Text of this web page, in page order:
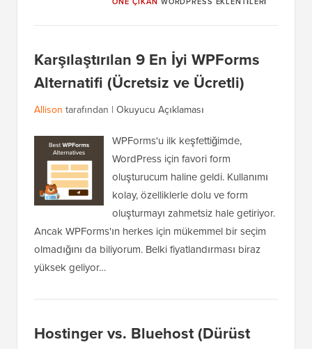
Karşılaştırılan 9 En İyi WPForms
Alternatifi (Ücretsiz ve Ücretli)
Allison tarafından | Okuyucu Açıklaması
WPForms'u ilk keşfettiğimde,
WordPress için favori form
oluşturucum haline geldi. Kullanımı
kolay, özelliklerle dolu ve form
oluşturmayı zahmetsiz hale getiriyor.
Ancak WPForms'ın herkes için mükemmel bir seçim
olmadığını da biliyorum. Belki fiyatlandırması biraz
yüksek geliyor…
Hostinger vs. Bluehost (Dürüst